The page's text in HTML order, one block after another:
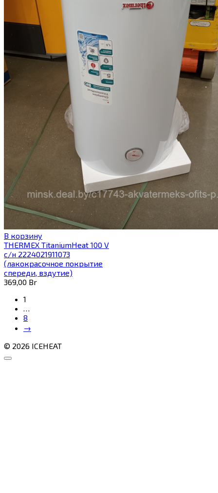
В корзину
THERMEX TitaniumHeat 100 V
с/н 2224021911073
(лакокрасочное покрытие
спереди, вздутие)
369,00 Br
1
…
8
→
© 2026 ICEHEAT